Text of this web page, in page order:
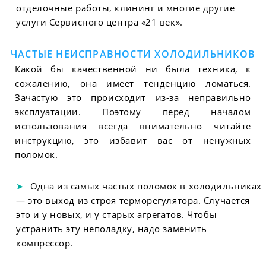
отделочные работы, клининг и многие другие
услуги Сервисного центра «21 век».
ЧАСТЫЕ НЕИСПРАВНОСТИ ХОЛОДИЛЬНИКОВ
Какой бы качественной ни была техника, к
сожалению, она имеет тенденцию ломаться.
Зачастую это происходит из-за неправильно
эксплуатации. Поэтому перед началом
использования всегда внимательно читайте
инструкцию, это избавит вас от ненужных
поломок.
Одна из самых частых поломок в холодильниках
— это выход из строя терморегулятора. Случается
это и у новых, и у старых агрегатов. Чтобы
устранить эту неполадку, надо заменить
компрессор.